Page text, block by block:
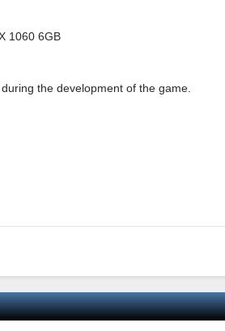
1060 6GB
the development of the game.